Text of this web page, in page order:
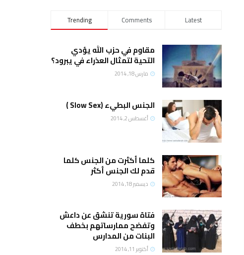
Trending Comments Latest
مقاوم في حزب الله يؤدي
التحية لتمثال العذراء في يبرود؟
مارس 18, 2014
الجنس البطيء (Slow Sex )
أغسطس 2, 2014
كلما أكثرت من الجنس كلما
قدم لك الجنس أكثر
ديسمبر 18, 2014
فتاة سورية تنشق عن داعش
وتفضح ممارساتهم بخطف
البنات من المدارس
أكتوبر 11, 2014